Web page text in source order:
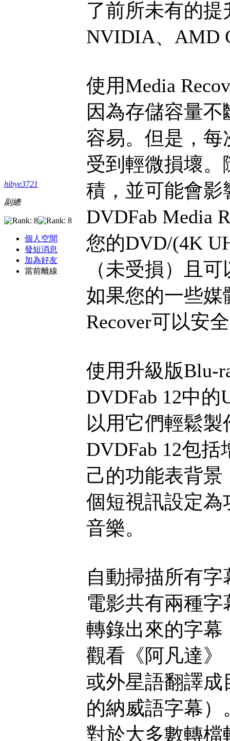
hibye3721
副總
個人空間
發短消息
加為好友
當前離線
了前所未有的提
NVIDIA、AMD
使用Media
因為存儲容量
容易。但是，
受到輕微損壞
積，並可能會
DVDFab Media
您的DVD/(4K
（未受損）且
如果您的一些媒
Recover可以安
使用升級版Blu-
DVDFab 12中
以用它們輕鬆
DVDFab 12包
己的功能表背
個短視訊設定
音樂。
自動掃描所有
電影共有兩種
轉錄出來的字幕
觀看《阿凡達
或外星語翻譯
的納威語字幕）
對於大多數轉